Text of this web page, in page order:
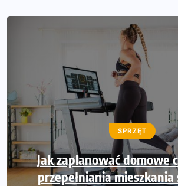
SPRZĘT
Jak zaplanować domowe
przepełniania